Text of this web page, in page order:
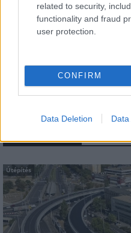
related to security,
functionality and fraud
user protection.
CONFIRM
Data Deletion Data
Idén is PajTáska, egy
Útépítés